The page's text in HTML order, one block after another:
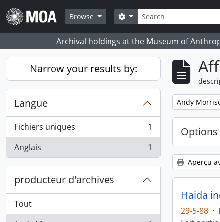
Skip to main content
Browse
Rechercher
Search options
Archival holdings at the Museum of
Narrow your results by:
Langue
Fichiers uniques
, 1 résultats
1
Anglais
, 1 résultats 1
producteur d'archives
Tout
Remove
Andy
Options
Aperçu
Haida
29-5-88 ·